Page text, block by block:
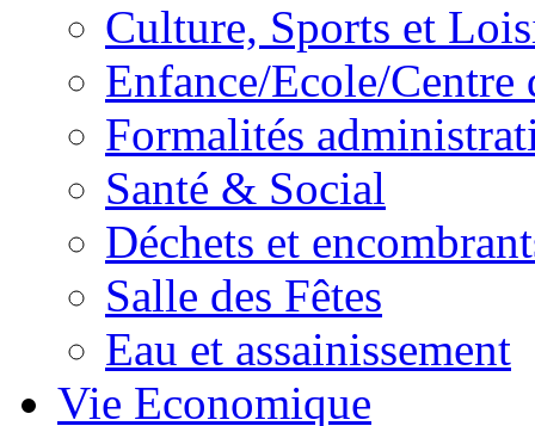
Culture, Sports et
Enfance/Ecole/Centre
Formalités
Santé & Social
Déchets et
Salle des Fêtes
Eau et assainissement
Vie Economique